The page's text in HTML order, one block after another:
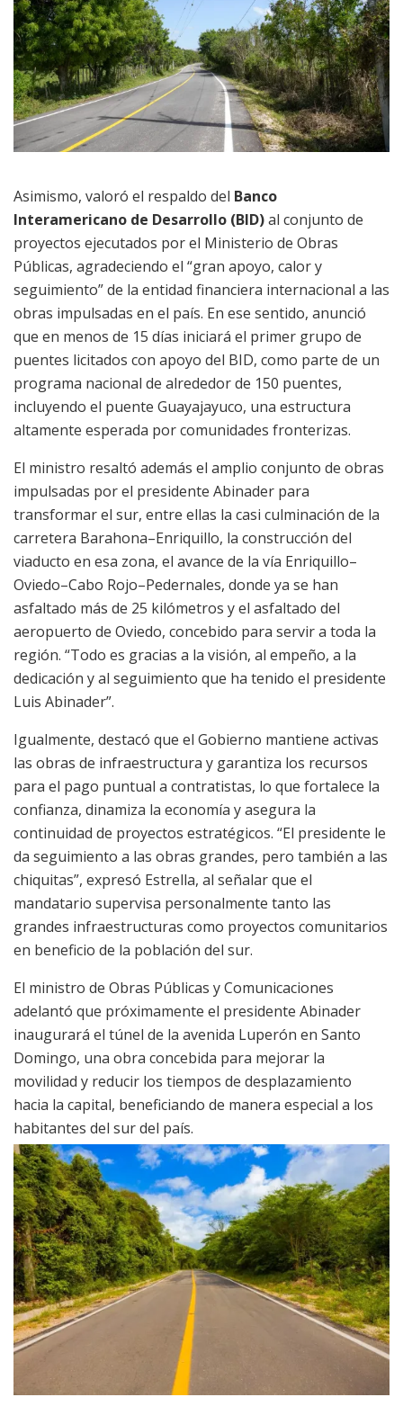
Asimismo, valoró el respaldo del Banco
Interamericano de Desarrollo (BID)al conjunto de
proyectos ejecutados por el Ministerio de Obras
Públicas, agradeciendo el “gran apoyo, calor y
seguimiento” de la entidad financiera internacional a las
obras impulsadas en el país. En ese sentido, anunció
que en menos de 15 días iniciará el primer grupo de
puentes licitados con apoyo del BID, como parte de un
programa nacional de alrededor de 150 puentes,
incluyendo el puente Guayajayuco, una estructura
altamente esperada por comunidades fronterizas.
El ministro resaltó además el amplio conjunto de obras
impulsadas por el presidente Abinader para
transformar el sur, entre ellas la casi culminación de la
carretera Barahona–Enriquillo, la construcción del
viaducto en esa zona, el avance de la vía Enriquillo–
Oviedo–Cabo Rojo–Pedernales, donde ya se han
asfaltado más de 25 kilómetros y el asfaltado del
aeropuerto de Oviedo, concebido para servir a toda la
región. “Todo es gracias a la visión, al empeño, a la
dedicación y al seguimiento que ha tenido el presidente
Luis Abinader”.
Igualmente, destacó que el Gobierno mantiene activas
las obras de infraestructura y garantiza los recursos
para el pago puntual a contratistas, lo que fortalece la
confianza, dinamiza la economía y asegura la
continuidad de proyectos estratégicos. “El presidente le
da seguimiento a las obras grandes, pero también a las
chiquitas”, expresó Estrella, al señalar que el
mandatario supervisa personalmente tanto las
grandes infraestructuras como proyectos comunitarios
en beneficio de la población del sur.
El ministro de Obras Públicas y Comunicaciones
adelantó que próximamente el presidente Abinader
inaugurará el túnel de la avenida Luperón en Santo
Domingo, una obra concebida para mejorar la
movilidad y reducir los tiempos de desplazamiento
hacia la capital, beneficiando de manera especial a los
habitantes del sur del país.